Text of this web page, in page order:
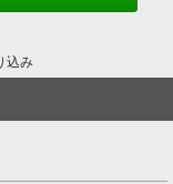
込み